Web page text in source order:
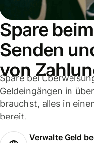
Spare
Senden
von
Spare bei
Geldeingängen in
brauchst, alles in
bereit.
Verwalte Geld